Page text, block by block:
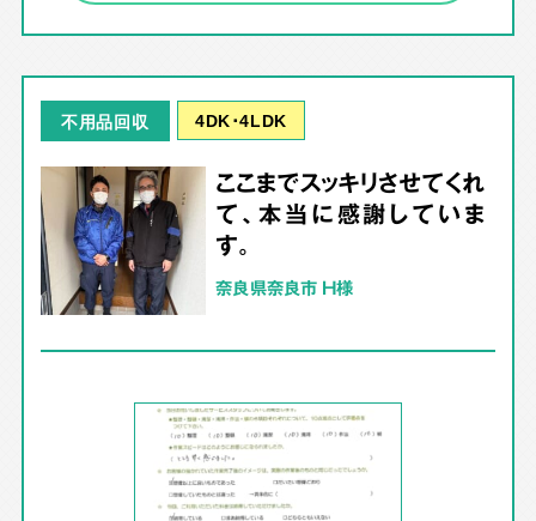
不用品回収 4DK･4LDK
ここまでスッキリさせてくれ
て、本当に感謝していま
す。
奈良県奈良市 H様